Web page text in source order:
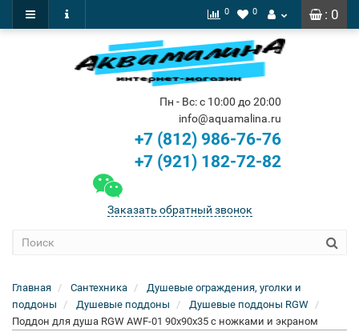
: 0
0 0
Пн - Вс: с 10:00 до 20:00
info@aquamalina.ru
+7 (812) 986-76-76
+7 (921) 182-72-82
Заказать обратный звонок
Главная Сантехника
Душевые ограждения, уголки и
поддоны
Душевые поддоны
Душевые поддоны RGW
Поддон для душа RGW AWF-01 90x90x35 с ножками и экраном